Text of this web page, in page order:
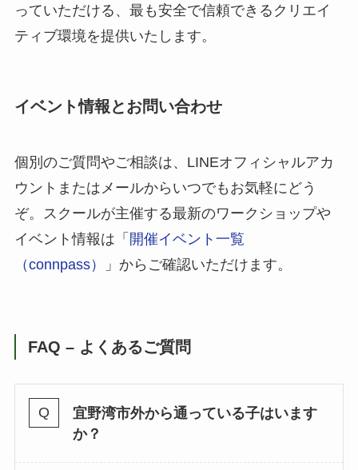
っていただける、最も安全で信頼できるクリエイ
ティブ環境を提供いたします。
イベント情報とお問い合わせ
個別のご質問やご相談は、LINEオフィシャルアカ
ウントまたはメールからいつでもお気軽にどう
ぞ。スクールが主催する最新のワークショップや
イベント情報は「 開催イベント一覧
（connpass）
」からご確認いただけます。
FAQ – よくあるご質問
宜野湾市外から通っている子はいます
か？